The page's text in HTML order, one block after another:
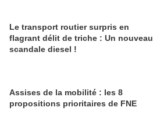
Le transport routier surpris en
flagrant délit de triche : Un nouveau
scandale diesel !
Assises de la mobilité : les 8
propositions prioritaires de FNE